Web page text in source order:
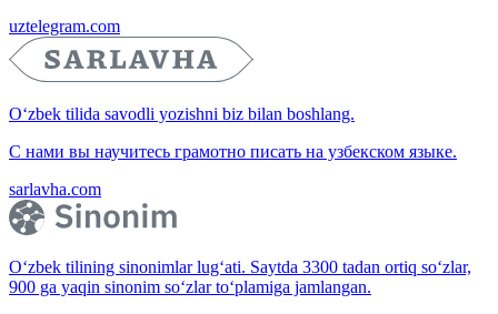
uztelegram.com
O‘zbek tilida savodli yozishni biz bilan boshlang.
С нами вы научитесь грамотно писать на узбекском языке.
sarlavha.com
O‘zbek tilining sinonimlar lug‘ati. Saytda 3300 tadan ortiq so‘zlar,
900 ga yaqin sinonim so‘zlar to‘plamiga jamlangan.